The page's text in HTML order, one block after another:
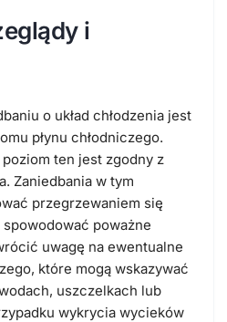
i
o układ chłodzenia jest
płynu chłodniczego.
ten jest zgodny z
Zaniedbania w tym
przegrzewaniem się
poważne
uwagę na ewentualne
które mogą wskazywać
uszczelkach lub
wykrycia wycieków